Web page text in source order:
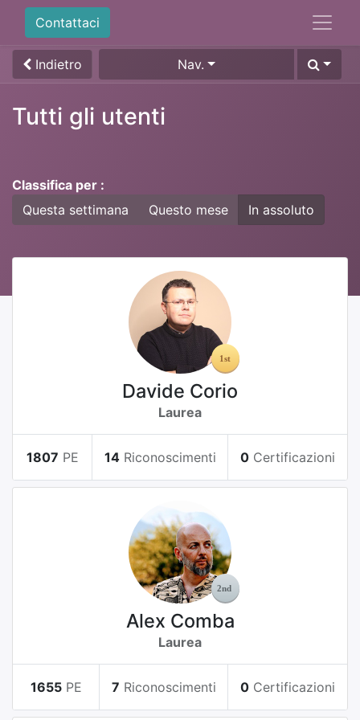
Contattaci
Indietro Nav.
Tutti gli utenti
Classifica per :
Questa settimana
Questo mese In assoluto
Davide Corio
Laurea
1807 PE 14 Riconoscimenti 0 Certificazioni
Alex Comba
Laurea
1655 PE 7 Riconoscimenti 0 Certificazioni